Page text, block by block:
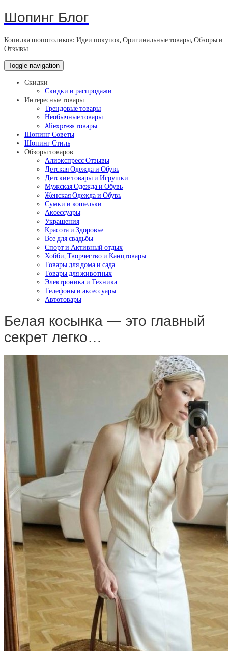
Шопинг Блог
Копилка шопоголиков: Идеи покупок, Оригинальные товары, Обзоры и
Отзывы
Toggle navigation
Скидки
Скидки и распродажи
Интересные товары
Трендовые товары
Необычные товары
Aliexpress товары
Шопинг Советы
Шопинг Стиль
Обзоры товаров
Алиэкспресс Отзывы
Детская Одежда и Обувь
Детские товары и Игрушки
Мужская Одежда и Обувь
Женская Одежда и Обувь
Сумки и кошельки
Аксессуары
Украшения
Красота и Здоровье
Все для свадьбы
Спорт и Активный отдых
Хобби, Творчество и Канцтовары
Товары для дома и сада
Товары для животных
Электроника и Техника
Телефоны и аксессуары
Автотовары
Белая косынка — это главный
секрет легко…